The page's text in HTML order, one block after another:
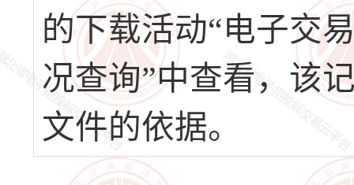
的下载活动“电子交
况查询”中查看，该
文件的依据。